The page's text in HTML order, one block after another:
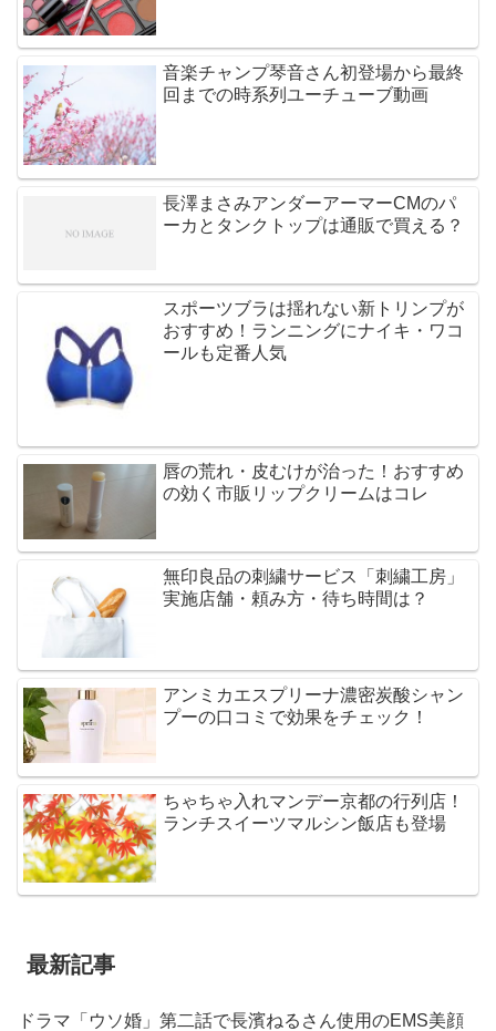
音楽チャンプ琴音さん初登場から最終
回までの時系列ユーチューブ動画
長澤まさみアンダーアーマーCMのパ
ーカとタンクトップは通販で買える？
スポーツブラは揺れない新トリンプが
おすすめ！ランニングにナイキ・ワコ
ールも定番人気
唇の荒れ・皮むけが治った！おすすめ
の効く市販リップクリームはコレ
無印良品の刺繍サービス「刺繍工房」
実施店舗・頼み方・待ち時間は？
アンミカエスプリーナ濃密炭酸シャン
プーの口コミで効果をチェック！
ちゃちゃ入れマンデー京都の行列店！
ランチスイーツマルシン飯店も登場
最新記事
ドラマ「ウソ婚」第二話で長濱ねるさん使用のEMS美顔